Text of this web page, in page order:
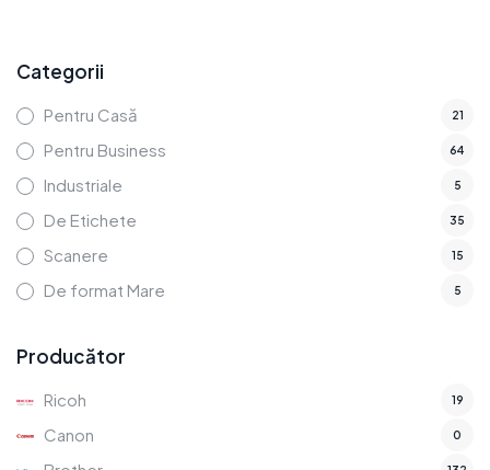
Categorii
Pentru Casă 21
Pentru Business 64
Industriale 5
De Etichete 35
Scanere 15
De format Mare 5
Producător
Ricoh 19
Canon 0